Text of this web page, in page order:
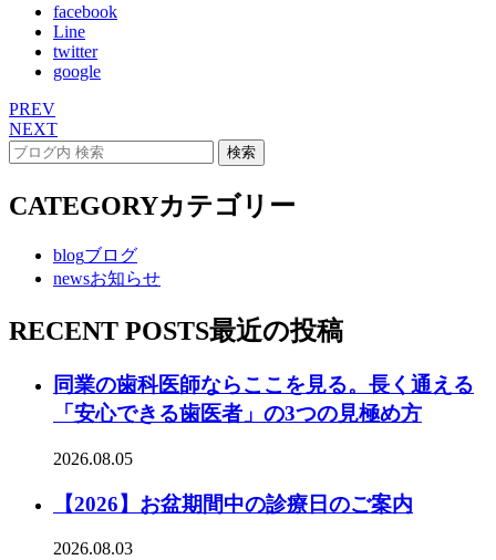
facebook
Line
twitter
google
PREV
NEXT
CATEGORYカテゴリー
blogブログ
newsお知らせ
RECENT POSTS最近の投稿
同業の歯科医師ならここを見る。長く通える
「安心できる歯医者」の3つの見極め方
2026.08.05
【2026】お盆期間中の診療日のご案内
2026.08.03